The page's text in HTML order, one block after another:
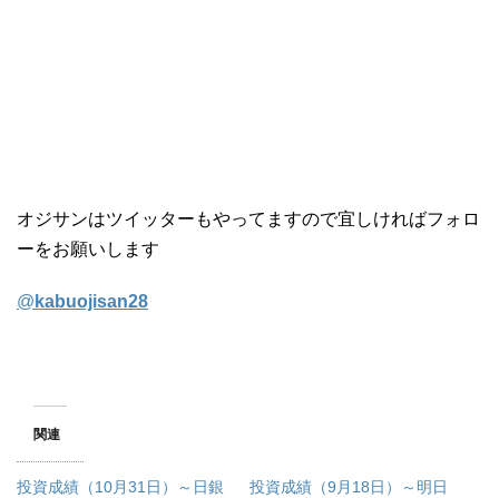
オジサンはツイッターもやってますので宜しければフォロ
ーをお願いします
@ kabuojisan28
関連
投資成績（10月31日）～日銀
投資成績（9月18日）～明日